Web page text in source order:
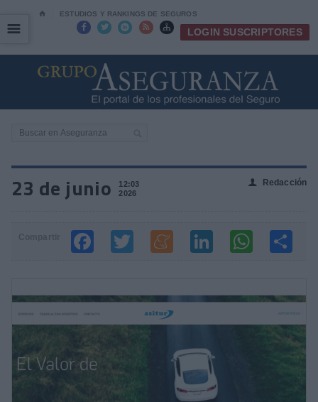
⌂ ESTUDIOS Y RANKINGS DE SEGUROS
     LOGIN SUSCRIPTORES
☰
☰
23 de junio
12:03
2026
👤 Redacción